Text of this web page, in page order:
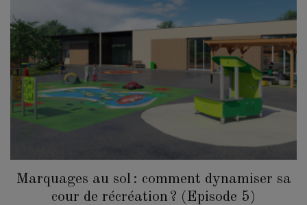
Marquages au sol : comment dynamiser sa
cour de récréation ? (Episode 5)